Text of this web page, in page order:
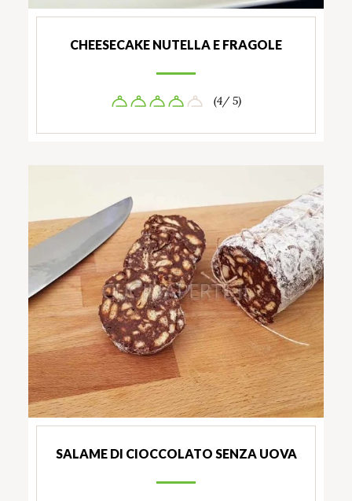
CHEESECAKE NUTELLA E FRAGOLE
(4/ 5)
SALAME DI CIOCCOLATO SENZA UOVA